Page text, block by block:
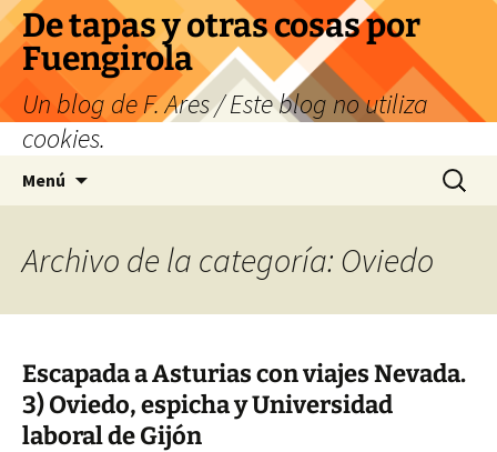
Saltar
al
contenido
De tapas y otras cosas por
Fuengirola
Un blog de F. Ares / Este blog no utiliza
cookies.
Menú Buscar:
Archivo de la categoría: Oviedo
Escapada a Asturias con viajes Nevada.
3) Oviedo, espicha y Universidad
laboral de Gijón